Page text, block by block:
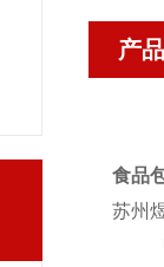
产
食品
苏州